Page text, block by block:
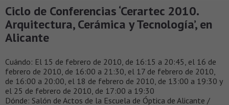
Ciclo de Conferencias ‘Cerartec 2010.
Arquitectura, Cerámica y Tecnología’, en
Alicante
Cuándo: El 15 de febrero de 2010, de 16:15 a 20:45, el 16 de
febrero de 2010, de 16:00 a 21:30, el 17 de febrero de 2010,
de 16:00 a 20:00, el 18 de febrero de 2010, de 13:00 a 19:30 y
el 25 de febrero de 2010, de 17:00 a 19:30
Dónde: Salón de Actos de la Escuela de Óptica de Alicante /